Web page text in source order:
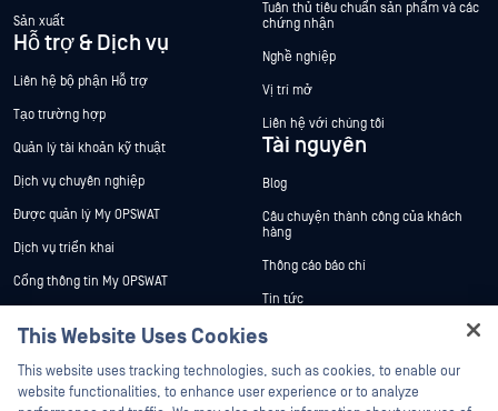
Sản xuất
Hỗ trợ & Dịch vụ
Liên hệ bộ phận Hỗ trợ
Tạo trường hợp
Quản lý tài khoản kỹ thuật
Dịch vụ chuyên nghiệp
Được quản lý My OPSWAT
Dịch vụ triển khai
Cổng thông tin My OPSWAT
Chương trình Xử lý Lỗ hổng Bảo mật
Đối tác
Tuân thủ tiêu chuẩn sản phẩm và các
chứng nhận
Nghề nghiệp
Vị trí mở
Liên hệ với chúng tôi
Tài nguyên
Blog
Câu chuyện thành công của khách
hàng
Thông cáo báo chí
Tin tức
Sự kiện
Hội thảo trên trực tuyến
Datasheets
This Website Uses Cookies
This website uses tracking technologies, such as cookies, to enable our
website functionalities, to enhance user experience or to analyze
Hey there!
I'm Ozzy, your OPSWAT virtual assistant.